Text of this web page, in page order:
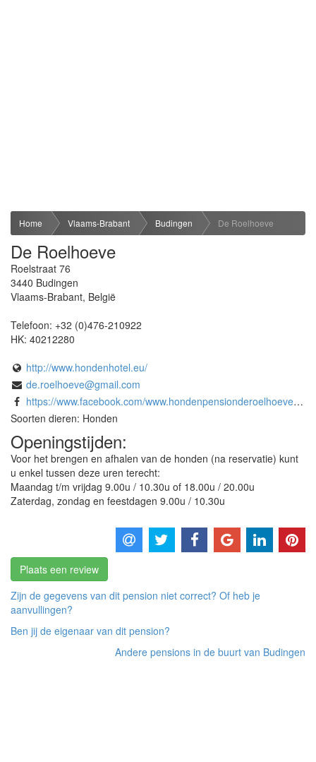
Home Vlaams-Brabant Budingen De Roelhoeve
De Roelhoeve
Roelstraat 76
3440 Budingen
Vlaams-Brabant, België
Telefoon: +32 (0)476-210922
HK: 40212280
http://www.hondenhotel.eu/
de.roelhoeve@gmail.com
https://www.facebook.com/www.hondenpensionderoelhoeve.be
Soorten dieren: Honden
Openingstijden:
Voor het brengen en afhalen van de honden (na reservatie) kunt
u enkel tussen deze uren terecht:
Maandag t/m vrijdag 9.00u / 10.30u of 18.00u / 20.00u
Zaterdag, zondag en feestdagen 9.00u / 10.30u
Plaats een review
Zijn de gegevens van dit pension niet correct? Of heb je
aanvullingen?
Ben jij de eigenaar van dit pension?
Andere pensions in de buurt van Budingen